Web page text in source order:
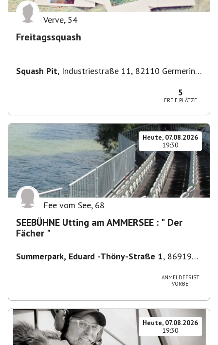
Verve, 54
Freitagssquash
Squash Pit, Industriestraße 11, 82110 Germering,
5
FREIE PLÄTZE
Heute, 07.08.2026
19:30
Fee vom See, 68
SEEBÜHNE Utting am AMMERSEE : " Der
Fächer "
Summerpark, Eduard -Thöny-Straße 1, 86919
ANMELDEFRIST
VORBEI
Heute, 07.08.2026
19:30